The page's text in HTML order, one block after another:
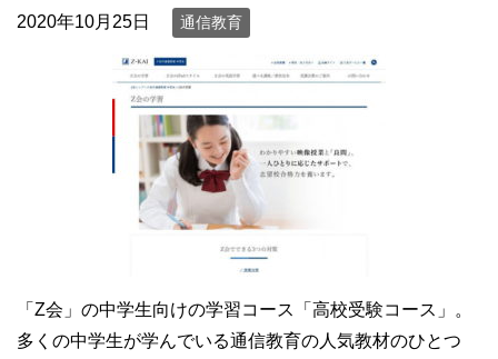
2020年10月25日 通信教育
「Z会」の中学生向けの学習コース「高校受験コース」。
多くの中学生が学んでいる通信教育の人気教材のひとつ